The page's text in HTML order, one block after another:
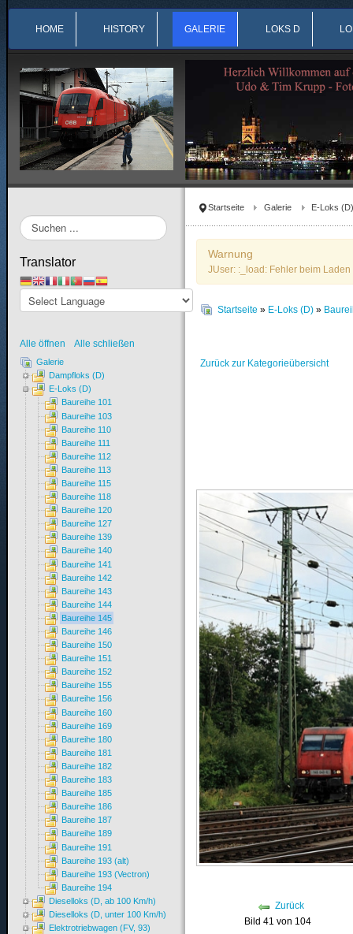
HOME HISTORY GALERIE LOKS D
Startseite Galerie E-Loks (D)
Warnung
JUser: :_load: Fehler beim
Startseite » E-Loks (D) »
Zurück zur Kategorieübersicht
Zurück
Bild 41 von 104
Suchen
...
Translator
Alle öffnen Alle schließen
Galerie
Dampfloks (D)
E-Loks (D)
Baureihe 101
Baureihe 103
Baureihe 110
Baureihe 111
Baureihe 112
Baureihe 113
Baureihe 115
Baureihe 118
Baureihe 120
Baureihe 127
Baureihe 139
Baureihe 140
Baureihe 141
Baureihe 142
Baureihe 143
Baureihe 144
Baureihe 145
Baureihe 146
Baureihe 150
Baureihe 151
Baureihe 152
Baureihe 155
Baureihe 156
Baureihe 160
Baureihe 169
Baureihe 180
Baureihe 181
Baureihe 182
Baureihe 183
Baureihe 185
Baureihe 186
Baureihe 187
Baureihe 189
Baureihe 191
Baureihe 193 (alt)
Baureihe 193 (Vectron)
Baureihe 194
Dieselloks (D, ab 100 Km/h)
Dieselloks (D, unter 100 Km/h)
Elektrotriebwagen (FV, 93)